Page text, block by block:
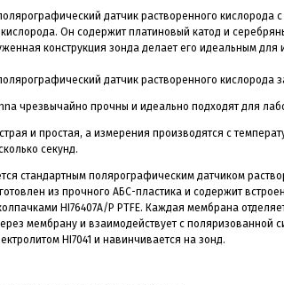
корпусе.
на расстоянии от
на улице. Погрешность
1,5 мм
3 990Р
в 1 клик
в наличии
старшая модель
измерений до 70
Новинка
функционалом -
измерения угла
горизонтальное
датчик растворенного
Он содержит платиновый катод и
конструкция зонда делает его идеальным для
полярографический датчик растворенного
чрезвычайно прочны и идеально подходят для
и простая, а измерения производятся с
секунд.
стандартным полярографическим датчиком
из прочного АБС-пластика и содержит
HI76407A/P PTFE. Каждая мембрана
мембрану и взаимодействует с поляризованной
HI7041 и навинчивается на зонд.